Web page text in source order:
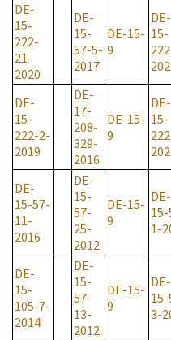
DE-
15-
222-
21-
2020
DE-
15-
57-5-
2017
DE-15-
9
DE-
15-
DE-
15-
222-2-
2019
DE-
17-
208-
329-
2016
DE-15-
9
DE-
15-
DE-
15-57-
11-
2016
DE-
15-
57-
25-
2012
DE-15-
9
DE-
1-
DE-
15-
105-7-
2014
DE-
15-
57-
13-
2012
DE-15-
9
DE-
3-